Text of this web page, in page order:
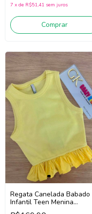
7 x de R$51,41 sem juros
Comprar
Regata Canelada Babado
Infantil Teen Menina
Authoria R5960 (Amarelo)